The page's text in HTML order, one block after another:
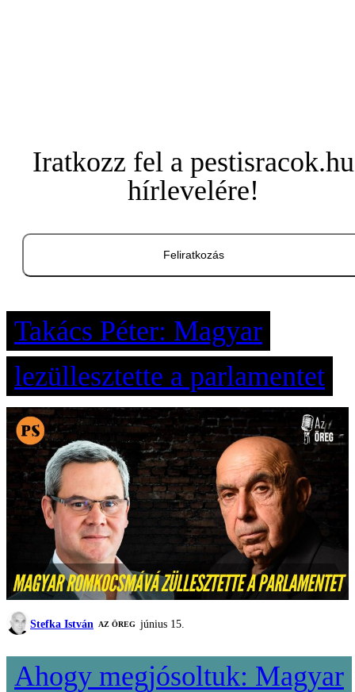
Iratkozz fel a pestisracok.hu
hírlevelére!
Feliratkozás
Takács Péter: Magyar
lezüllesztette a parlamentet
Stefka István AZ ÖREG június 15.
Ahogy megjósoltuk: Magyar